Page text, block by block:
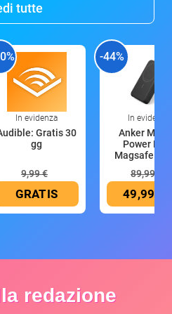
tutte
In evidenza
Gratis 30
gg
9,99 €
GRATIS
-44%
In evidenza
Anker
Power
Magsafe
89,99 €
49,99 €
redazione